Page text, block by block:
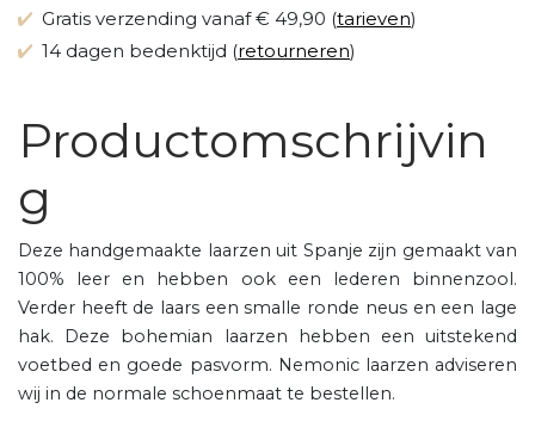
Gratis verzending vanaf € 49,90 (tarieven)
14 dagen bedenktijd (retourneren)
Productomschrijvin
g
Deze handgemaakte laarzen uit Spanje zijn gemaakt van
100% leer en hebben ook een lederen binnenzool.
Verder heeft de laars een smalle ronde neus en een lage
hak. Deze bohemian laarzen hebben een uitstekend
voetbed en goede pasvorm. Nemonic laarzen adviseren
wij in de normale schoenmaat te bestellen.